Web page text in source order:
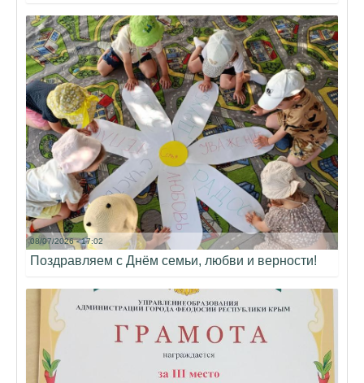
08/07/2026 - 17:02
Поздравляем с Днём семьи, любви и верности!